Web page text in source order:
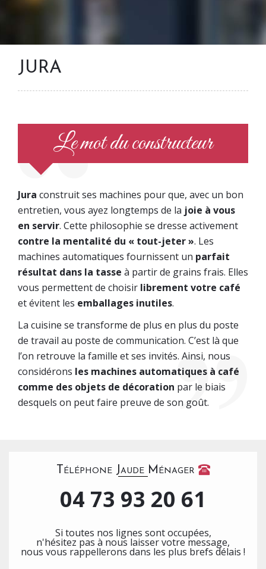
JURA
Le mot du constructeur
Jura construit ses machines pour que, avec un bon
entretien, vous ayez longtemps de la joie à vous
en servir. Cette philosophie se dresse activement
contre la mentalité du « tout-jeter ». Les
machines automatiques fournissent un parfait
résultat dans la tasse à partir de grains frais. Elles
vous permettent de choisir librement votre café
et évitent les emballages inutiles.
La cuisine se transforme de plus en plus du poste
de travail au poste de communication. C’est là que
l’on retrouve la famille et ses invités. Ainsi, nous
considérons les machines automatiques à café
comme des objets de décoration par le biais
desquels on peut faire preuve de son goût.
Téléphone Jaude Ménager
04 73 93 20 61
Si toutes nos lignes sont occupées,
n'hésitez pas à nous laisser votre message,
nous vous rappellerons dans les plus brefs délais !